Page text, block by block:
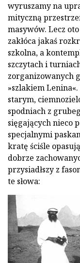
wyruszamy na
mityczną
masywów. Lecz
zakłóca jakaś
szkolna, a
szczytach i
zorganizowanych
»szlakiem
starym,
spodniach z
sięgających nieco
specjalnymi
kratę ściśle
dobrze
przysiadłszy z
te słowa: